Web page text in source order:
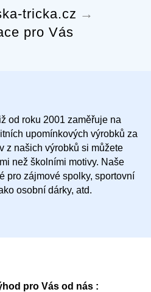
tricka.cz →
pro Vás
od roku 2001 zaměřuje na
upomínkových výrobků za
z našich výrobků si můžete
než školními motivy. Naše
pro zájmové spolky, sportovní
osobní dárky, atd.
pro Vás od nás :